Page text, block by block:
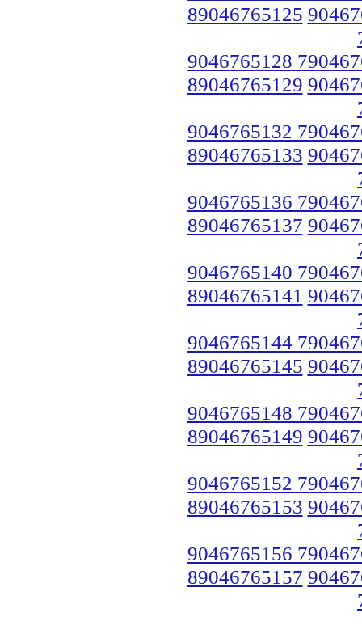
89046765125
9046765128
89046765129
9046765132
89046765133
9046765136
89046765137
9046765140
89046765141
9046765144
89046765145
9046765148
89046765149
9046765152
89046765153
9046765156
89046765157